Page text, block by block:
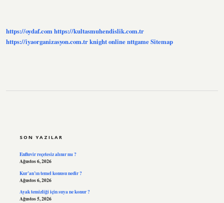
https://oydaf.comhttps://kultasmuhendislik.com.tr
https://iyaorganizasyon.com.trknight onlinenttgameSitemap
SON YAZILAR
Enfluvir reçetesiz alınır mı ?
Ağustos 6, 2026
Kur’an’ın temel konusu nedir ?
Ağustos 6, 2026
Ayak temizliği için suya ne konur ?
Ağustos 5, 2026